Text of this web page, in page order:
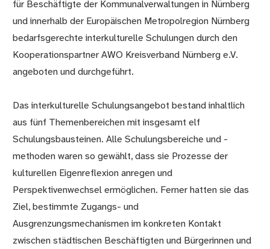
für Beschäftigte der Kommunalverwaltungen in Nürnberg
und innerhalb der Europäischen Metropolregion Nürnberg
bedarfsgerechte interkulturelle Schulungen durch den
Kooperationspartner AWO Kreisverband Nürnberg e.V.
angeboten und durchgeführt.
Das interkulturelle Schulungsangebot bestand inhaltlich
aus fünf Themenbereichen mit insgesamt elf
Schulungsbausteinen. Alle Schulungsbereiche und -
methoden waren so gewählt, dass sie Prozesse der
kulturellen Eigenreflexion anregen und
Perspektivenwechsel ermöglichen. Ferner hatten sie das
Ziel, bestimmte Zugangs- und
Ausgrenzungsmechanismen im konkreten Kontakt
zwischen städtischen Beschäftigten und Bürgerinnen und